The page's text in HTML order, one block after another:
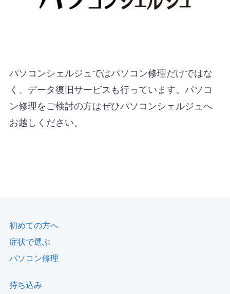
パソコンシェルジュではパソコン修理だけではな
く、データ復旧サービスも行っています。パソコ
ン修理をご検討の方はぜひパソコンシェルジュへ
お越しください。
初めての方へ
症状で選ぶ
パソコン修理
持ち込み